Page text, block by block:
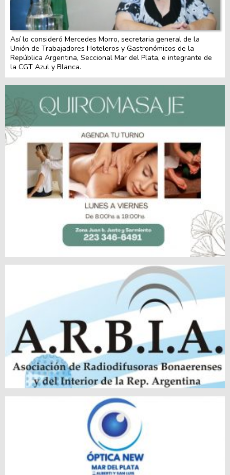
Así lo consideró Mercedes Morro, secretaria general de la
Unión de Trabajadores Hoteleros y Gastronómicos de la
República Argentina, Seccional Mar del Plata, e integrante de
la CGT Azul y Blanca.